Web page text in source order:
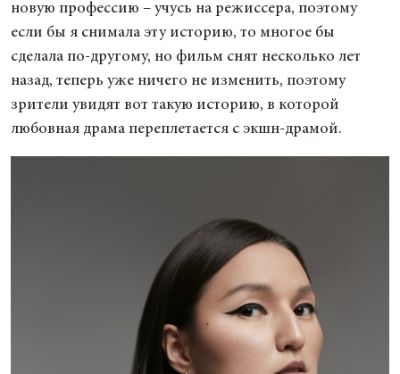
новую профессию – учусь на режиссера, поэтому
если бы я снимала эту историю, то многое бы
сделала по-другому, но фильм снят несколько лет
назад, теперь уже ничего не изменить, поэтому
зрители увидят вот такую историю, в которой
любовная драма переплетается с экшн-драмой.